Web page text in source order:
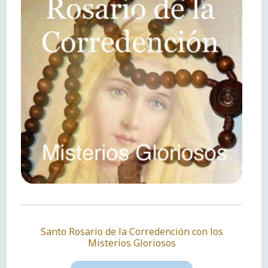
Santo Rosario de la Corredención con los
Misterios Gloriosos